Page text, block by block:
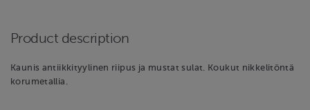
Product description
Kaunis antiikkityylinen riipus ja mustat sulat. Koukut nikkelitöntä
korumetallia.